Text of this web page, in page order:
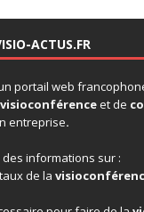
ACTUS.FR
portail web
visioconférenceet de
entreprise.
informations sur :
de la